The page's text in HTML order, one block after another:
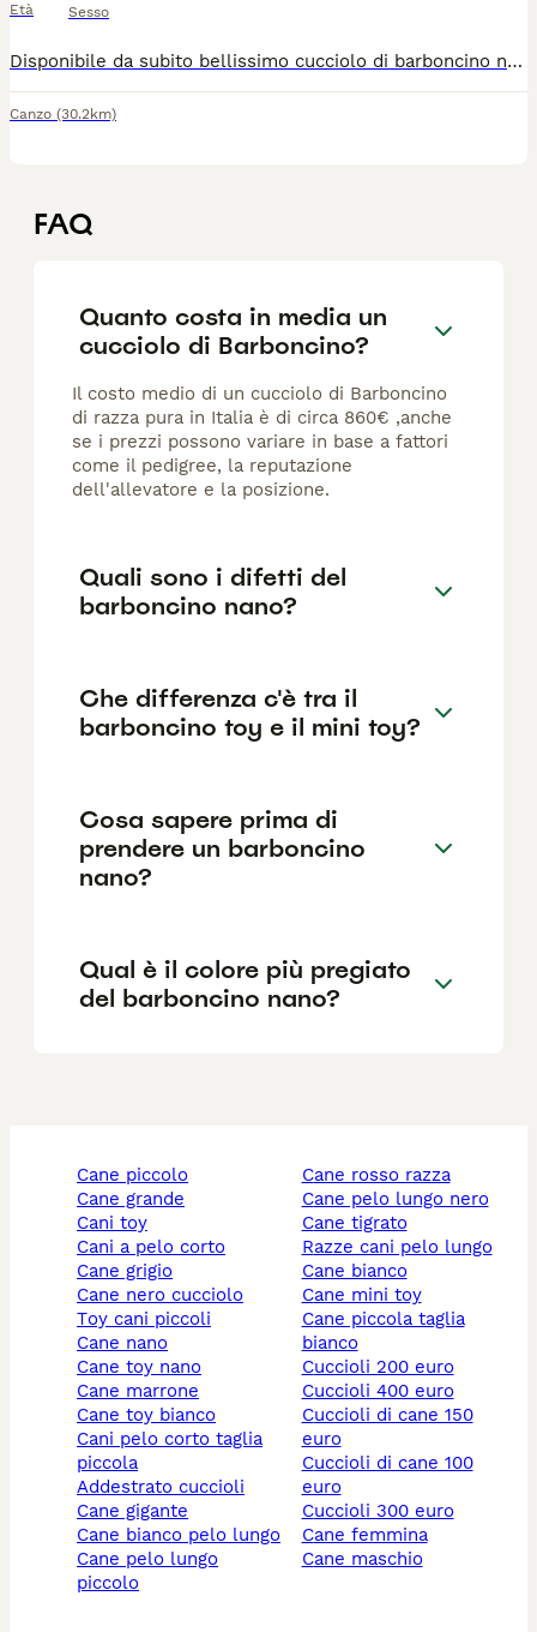
Età Sesso
Disponibile da subito bellissimo cucciolo di barboncino nato 11 aprile il piccolo è nato e cresciuto in casa a contatto con la famiglia viene ceduto con libretto sanitario primo vaccino microchip due sverminazioni trattamento antiparassitario è molto dolce e affettuoso per altre info contattatemi al n 3441902599 su WhatsApp
Canzo (30.2km)
FAQ
Quanto costa in media un
cucciolo di Barboncino?
Il costo medio di un cucciolo di Barboncino
di razza pura in Italia è di circa 860€ ,anche
se i prezzi possono variare in base a fattori
come il pedigree, la reputazione
dell'allevatore e la posizione.
Quali sono i difetti del
barboncino nano?
Che differenza c'è tra il
barboncino toy e il mini toy?
Cosa sapere prima di
prendere un barboncino
nano?
Qual è il colore più pregiato
del barboncino nano?
cane piccolo
cane grande
cani toy
cani a pelo corto
cane grigio
cane nero cucciolo
toy cani piccoli
cane nano
cane toy nano
cane marrone
cane toy bianco
cani pelo corto taglia
piccola
addestrato cuccioli
cane gigante
cane bianco pelo lungo
cane pelo lungo
piccolo
cane rosso razza
cane pelo lungo nero
cane tigrato
razze cani pelo lungo
cane bianco
cane mini toy
cane piccola taglia
bianco
cuccioli 200 euro
cuccioli 400 euro
cuccioli di cane 150
euro
cuccioli di cane 100
euro
cuccioli 300 euro
cane femmina
cane maschio